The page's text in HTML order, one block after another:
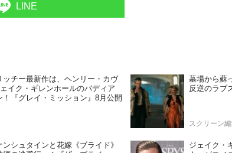
LINE
ッチー最新作は、ヘンリー・カヴ
イク・ギレンホールのバディア
！『グレイ・ミッション』8月公開
墓場から蘇
反逆のラブ
スクリーン
ンシュタインと花嫁《ブライド》
ジェイク・